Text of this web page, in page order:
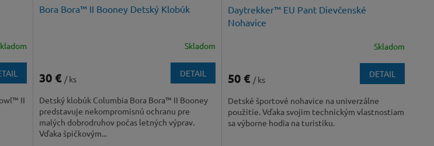
II
Bora Bora™ II Booney Detský Klobúk
Skladom
30 € / ks
DETAIL
Detský klobúk Columbia Bora Bora™ II Booney
predstavuje nekompromisnú ochranu pre
malých dobrodruhov počas letných výprav.
Vďaka špičkovým...
Daytrekker™ EU Pant Dievčenské
Nohavice
Skladom
50 € / ks
DETAIL
Detské športové nohavice na univerzálne
použitie. Vďaka svojim technickým vlastnostiam
sa výborne hodia na turistiku.